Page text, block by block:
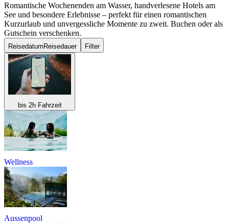
Romantische Wochenenden am Wasser, handverlesene Hotels am
See und besondere Erlebnisse – perfekt für einen romantischen
Kurzurlaub und unvergessliche Momente zu zweit. Buchen oder als
Gutschein verschenken.
Reisedatum Reisedauer Filter
bis 2h Fahrzeit
Wellness
Aussenpool